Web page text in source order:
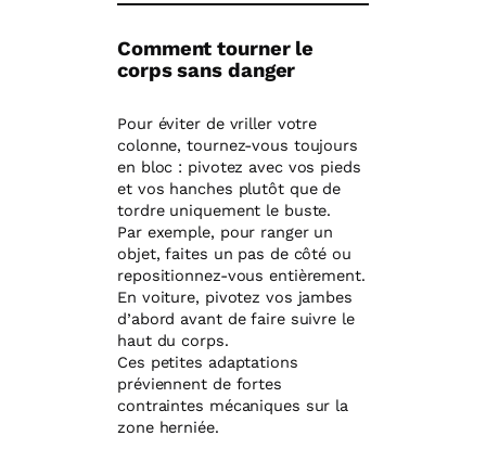
Comment tourner le
corps sans danger
Pour éviter de vriller votre
colonne, tournez-vous toujours
en bloc : pivotez avec vos pieds
et vos hanches plutôt que de
tordre uniquement le buste.
Par exemple, pour ranger un
objet, faites un pas de côté ou
repositionnez-vous entièrement.
En voiture, pivotez vos jambes
d’abord avant de faire suivre le
haut du corps.
Ces petites adaptations
préviennent de fortes
contraintes mécaniques sur la
zone herniée.